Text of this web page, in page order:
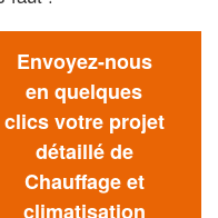
Envoyez-nous
en quelques
clics votre projet
détaillé de
Chauffage et
climatisation